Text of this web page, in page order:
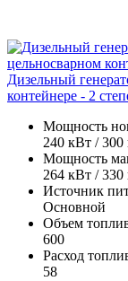
Дизельный
контейнере - 2
Мощность
240 кВт /
Мощность
264 кВт /
Источник
Основной
Объем
600
Расход
58